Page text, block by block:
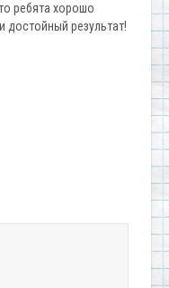
ребята хорошо
достойный результат!